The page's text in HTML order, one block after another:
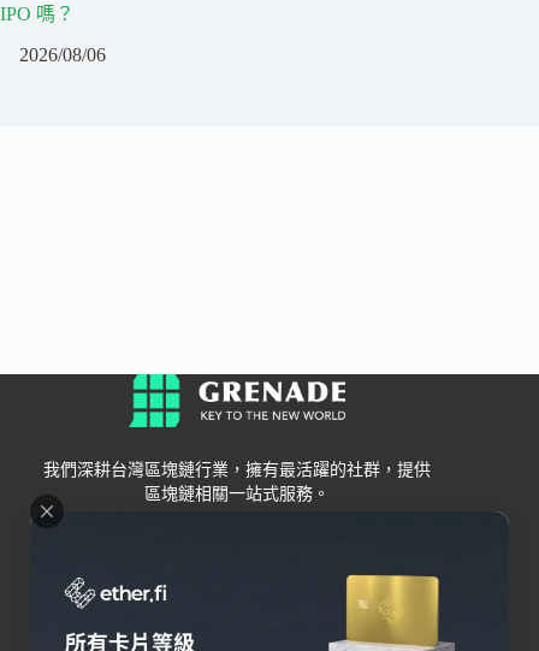
IPO 嗎？
2026/08/06
我們深耕台灣區塊鏈行業，擁有最活躍的社群，提供
區塊鏈相關一站式服務。
Grenade
關於我們
交易所